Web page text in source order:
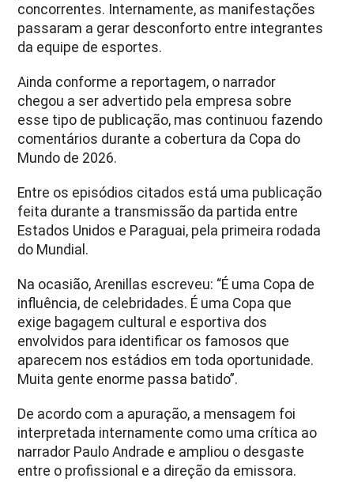
concorrentes. Internamente, as manifestações
passaram a gerar desconforto entre integrantes
da equipe de esportes.
Ainda conforme a reportagem, o narrador
chegou a ser advertido pela empresa sobre
esse tipo de publicação, mas continuou fazendo
comentários durante a cobertura da Copa do
Mundo de 2026.
Entre os episódios citados está uma publicação
feita durante a transmissão da partida entre
Estados Unidos e Paraguai, pela primeira rodada
do Mundial.
Na ocasião, Arenillas escreveu: “É uma Copa de
influência, de celebridades. É uma Copa que
exige bagagem cultural e esportiva dos
envolvidos para identificar os famosos que
aparecem nos estádios em toda oportunidade.
Muita gente enorme passa batido”.
De acordo com a apuração, a mensagem foi
interpretada internamente como uma crítica ao
narrador Paulo Andrade e ampliou o desgaste
entre o profissional e a direção da emissora.